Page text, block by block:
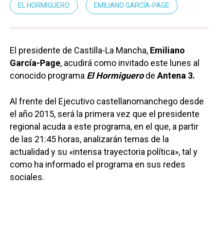
EL HORMIGUERO EMILIANO GARCÍA-PAGE
El presidente de Castilla-La Mancha, Emiliano
García-Page, acudirá como invitado este lunes al
conocido programa El Hormiguerode Antena 3.
Al frente del Ejecutivo castellanomanchego desde
el año 2015, será la primera vez que el presidente
regional acuda a este programa, en el que, a partir
de las 21:45 horas, analizarán temas de la
actualidad y su «intensa trayectoria política», tal y
como ha informado el programa en sus redes
sociales.